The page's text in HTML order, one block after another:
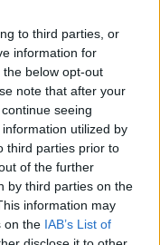
to third parties, or
information for
below opt-out
note that after your
seeing
utilized by
third parties prior to
of the further
by third parties on the
information may
on the IAB’s List of
αιτίες
είναι ένα
αποδοθεί σε